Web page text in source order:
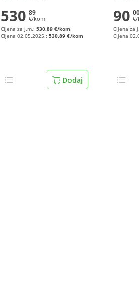
530 89
€/kom
Cijena za j.m.: 530,89 €/kom
Cijena 02.05.2025.: 530,89 €/kom
Dodaj
90
Cijena za
Cijena